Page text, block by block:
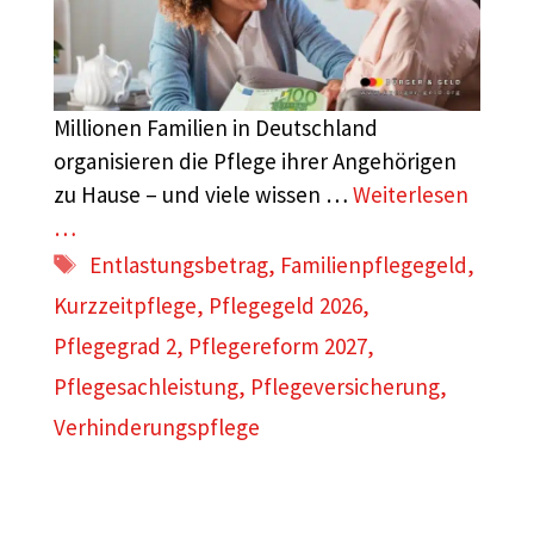
Millionen Familien in Deutschland
organisieren die Pflege ihrer Angehörigen
zu Hause – und viele wissen … Weiterlesen
…
Schlagwörter
Entlastungsbetrag, Familienpflegegeld,
Kurzzeitpflege, Pflegegeld 2026,
Pflegegrad 2, Pflegereform 2027,
Pflegesachleistung, Pflegeversicherung,
Verhinderungspflege